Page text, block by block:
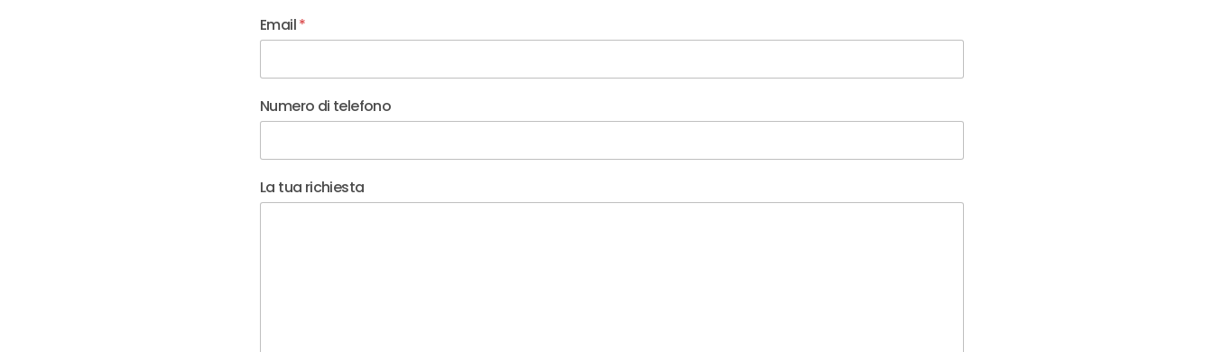
Email*
Numero di telefono
richiesta e Azienda
La tua richiesta